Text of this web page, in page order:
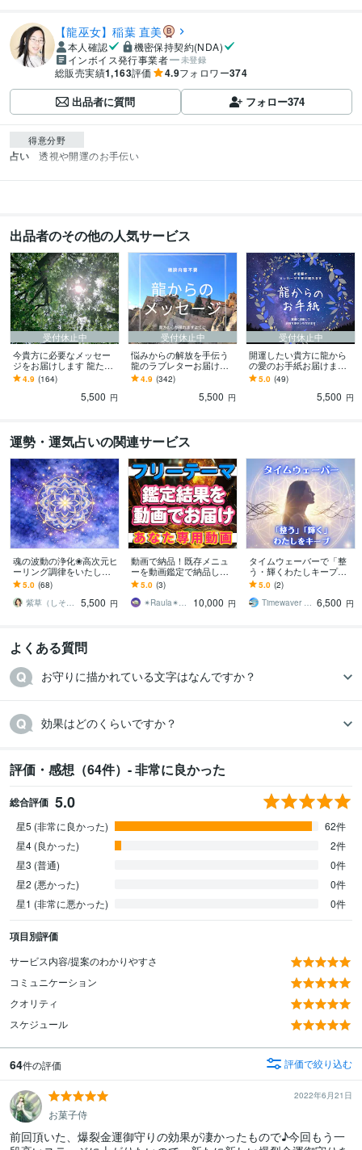
【龍巫女】稲葉 直美
本人確認
機密保持契約(NDA)
インボイス発行事業者
未登録
総販売実績1,163評価 4.9フォロワー374
出品者に質問 フォロー374
得意分野
占い 透視や開運のお手伝い
出品者のその他の人気サービス
受付休止中
今貴方に必要なメッセー
ジをお届けします 龍たち
からのラブレター。おみ
くじ感覚でお受け取りく
4.9 (164)
5,500 円
受付休止中
悩みからの解放を手伝う
龍のラブレターお届けし
ます 人に言いにくい相談
も“相談内容不要”でメッセ
4.9 (342)
5,500 円
受付休止中
開運したい貴方に龍から
の愛のお手紙お届けます
もっとお気軽に・お手軽
に龍からのメッセージを
5.0 (49)
5,500 円
運勢・運気占いの関連サービス
魂の波動の浄化❀高次元ヒ
ーリング調律をいたしま
す 心と魂の重さを癒し、
本来の輝きを取り戻す高
次元ヒーリング
5.0 (68)
紫草（しそう）❀真実の霊感霊視・透視鑑定
5,500 円
動画で納品！既存メニュ
ーを動画鑑定で納品しま
す あなただけの動画鑑
定！まるであなた専用のY
ouTube！
5.0 (3)
✴︎Raula✴︎（ラウラ）
10,000 円
タイムウェーバーで「整
う・輝くわたしキープ」
します 「頑張る」から
「整える」へ。 安心安定
した自分をキープする！
5.0 (2)
Timewaver Symphony 6,500 円
よくある質問
お守りに描かれている文字はなんですか？
効果はどのくらいですか？
評価・感想（64件）- 非常に良かった
総合評価 5.0
星5 (非常に良かった)
62件
星4 (良かった)
2件
星3 (普通)
0件
星2 (悪かった)
0件
星1 (非常に悪かった)
0件
項目別評価
サービス内容/提案のわかりやすさ
コミュニケーション
クオリティ
スケジュール
64件の評価 評価で絞り込む
2022年6月21日
お菓子侍
前回頂いた、爆裂金運御守りの効果が凄かったもので♪今回もう一